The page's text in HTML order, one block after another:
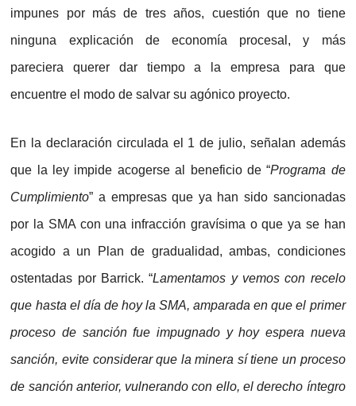
impunes por más de tres años, cuestión que no tiene
ninguna explicación de economía procesal, y más
pareciera querer dar tiempo a la empresa para que
encuentre el modo de salvar su agónico proyecto.
En la declaración circulada el 1 de julio, señalan además
que la ley impide acogerse al beneficio de “Programa de
Cumplimiento” a empresas que ya han sido sancionadas
por la SMA con una infracción gravísima o que ya se han
acogido a un Plan de gradualidad, ambas, condiciones
ostentadas por Barrick. “Lamentamos y vemos con recelo
que hasta el día de hoy la SMA, amparada en que el primer
proceso de sanción fue impugnado y hoy espera nueva
sanción, evite considerar que la minera sí tiene un proceso
de sanción anterior, vulnerando con ello, el derecho íntegro